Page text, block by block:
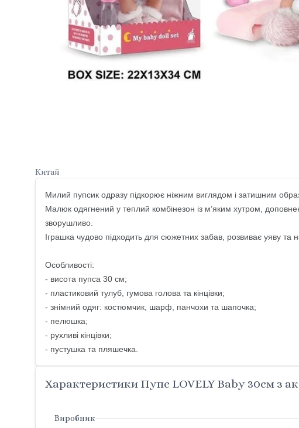
Китай
Милий пупсик одразу підкорює ніжним виглядом і затишним
Малюк одягнений у теплий комбінезон із м’яким хутром,
зворушливо.
Іграшка чудово підходить для сюжетних забав, розвиває уяву та
Особливості:
- висота пупса 30 см;
- пластиковий тулуб, гумова голова та кінцівки;
- знімний одяг: костюмчик, шарф, панчохи та шапочка;
- пелюшка;
- рухливі кінцівки;
- пустушка та пляшечка.
Характеристики Пупс LOVELY Baby 30см з
Виробник